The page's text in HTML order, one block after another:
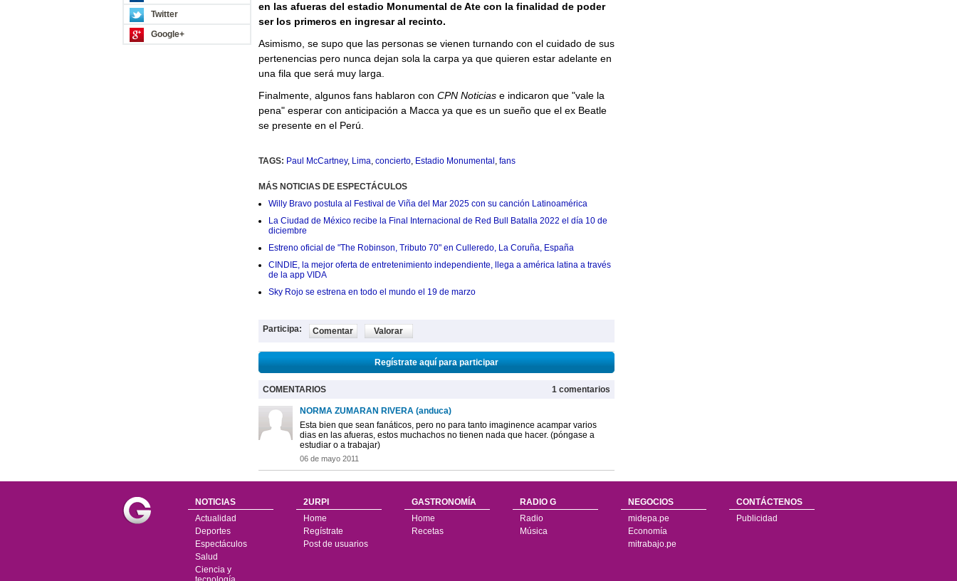
Twitter
Google+
en las afueras del estadio Monumental de Ate con la finalidad de poder
ser los primeros en ingresar al recinto.
Asimismo, se supo que las personas se vienen turnando con el cuidado de sus
pertenencias pero nunca dejan sola la carpa ya que quieren estar adelante en
una fila que será muy larga.
Finalmente, algunos fans hablaron con CPN Noticias e indicaron que "vale la
pena" esperar con anticipación a Macca ya que es un sueño que el ex Beatle
se presente en el Perú.
TAGS: Paul McCartney, Lima, concierto, Estadio Monumental , fans
MÁS NOTICIAS DE ESPECTÁCULOS
Willy Bravo postula al Festival de Viña del Mar 2025 con su canción Latinoamérica
La Ciudad de México recibe la Final Internacional de Red Bull Batalla 2022 el día 10 de
diciembre
Estreno oficial de "The Robinson, Tributo 70" en Culleredo, La Coruña, España
CINDIE, la mejor oferta de entretenimiento independiente, llega a américa latina a través
de la app VIDA
Sky Rojo se estrena en todo el mundo el 19 de marzo
Participa: Comentar Valorar
Regístrate aquí para participar
COMENTARIOS 1 comentarios
NORMA ZUMARAN RIVERA (anduca)
Esta bien que sean fanáticos, pero no para tanto imaginence acampar varios
dias en las afueras, estos muchachos no tienen nada que hacer. (póngase a
estudiar o a trabajar)
06 de mayo 2011
NOTICIAS
Actualidad
Deportes
Espectáculos
Salud
Ciencia y
2URPI
Home
Regístrate
Post de usuarios
GASTRONOMÍA
Home
Recetas
RADIO G
Radio
Música
NEGOCIOS
midepa.pe
Economía
mitrabajo.pe
CONTÁCTENOS
Publicidad